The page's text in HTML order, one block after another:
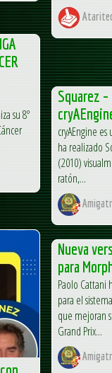
su 8º
Squarez
cryAEngine
ha realizado
(2010)
ratón,...
Nueva
para
Paolo Cattani
para el
que mejoran
Grand Prix...